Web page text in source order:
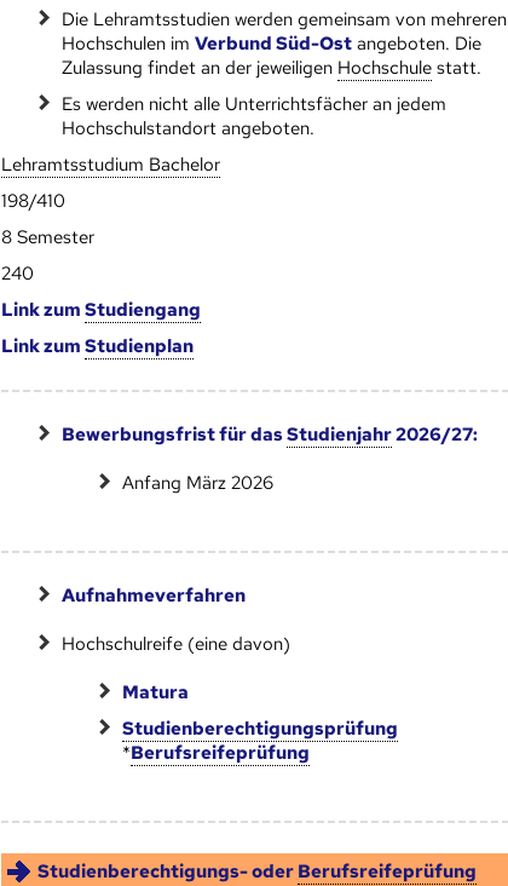
Die Lehramtsstudien werden gemeinsam von mehreren
Hoch­schulen im Verbund Süd-Ostangeboten. Die
Zulassung findet an der jeweiligen Hoch­schulestatt.
Es werden nicht alle Unterrichtsfächer an jedem
Hochschulstandort angeboten.
Lehramtsstudium Bachelor
198/410
8 Semester
240
Link zum Studien­gang
Link zum Studien­plan
Bewerbungsfrist für dasStudienjahr2026/27:
Anfang März 2026
Aufnahmeverfahren
Hochschulreife (eine davon)
Matura
Studienberechtigungsprüfung
*Berufsreifeprüfung
Studienberechtigungs- oder Berufsreifeprüfung